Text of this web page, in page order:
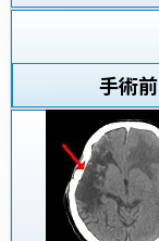
手術前